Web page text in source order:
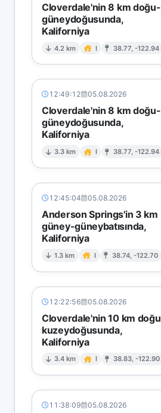
Cloverdale'nin 8 km doğu-
güneydoğusunda,
Kaliforniya
4.2 km I 38.77, -122.94
12:49:12 05.08.2026
Cloverdale'nin 8 km doğu-
güneydoğusunda,
Kaliforniya
3.3 km I 38.77, -122.94
12:45:04 05.08.2026
Anderson Springs'in 3 km
güney-güneybatısında,
Kaliforniya
1.3 km I 38.74, -122.70
12:22:56 05.08.2026
Cloverdale'nin 10 km
kuzeydoğusunda,
Kaliforniya
3.4 km I 38.83, -122.90
11:38:09 05.08.2026